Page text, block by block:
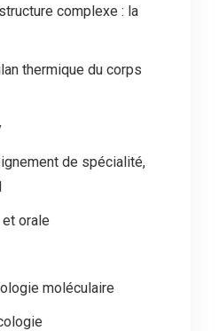
complexe : la
thermique du corps
de spécialité,
orale
moléculaire